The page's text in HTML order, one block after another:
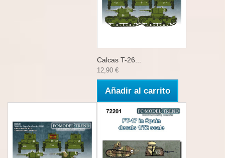
Calcas T-26...
12,90 €
Añadir al carrito